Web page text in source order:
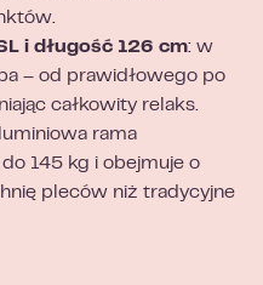
i długość 126 cm: w
– od prawidłowego po
całkowity relaks.
rama
145 kg i obejmuje o
pleców niż tradycyjne